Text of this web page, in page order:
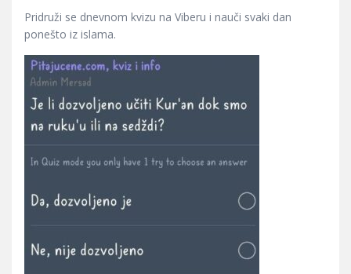
Pridruži se dnevnom kvizu na Viberu i nauči svaki dan
ponešto iz islama.